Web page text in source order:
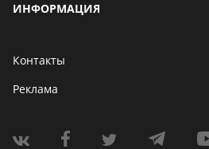
ИНФОРМАЦИЯ
Контакты
Реклама